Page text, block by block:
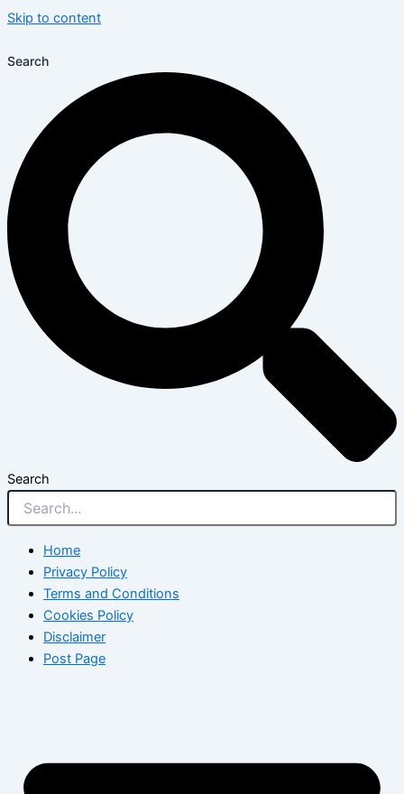
Skip to content
Search
Search
Home
Privacy Policy
Terms and Conditions
Cookies Policy
Disclaimer
Post Page